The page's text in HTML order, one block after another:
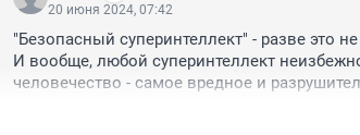
20 июня 2024, 07:42
"Безопасный суперинтеллект" - разве это
И вообще, любой суперинтеллект
человечество - самое вредное и